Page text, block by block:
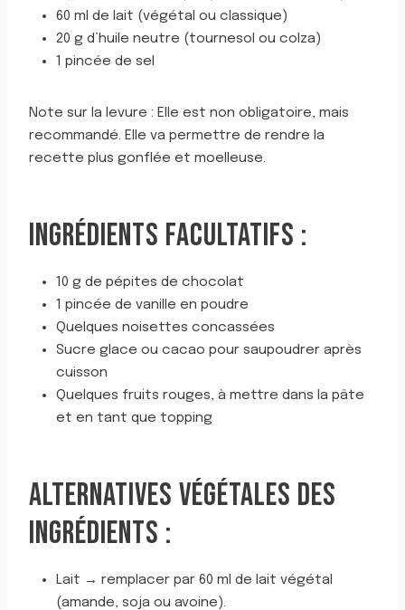
60 ml de lait (végétal ou classique)
20 g d’huile neutre (tournesol ou colza)
1 pincée de sel
Note sur la levure : Elle est non obligatoire, mais
recommandé. Elle va permettre de rendre la
recette plus gonflée et moelleuse.
INGRÉDIENTS FACULTATIFS :
10 g de pépites de chocolat
1 pincée de vanille en poudre
Quelques noisettes concassées
Sucre glace ou cacao pour saupoudrer après
cuisson
Quelques fruits rouges, à mettre dans la pâte
et en tant que topping
ALTERNATIVES VÉGÉTALES DES
INGRÉDIENTS :
Lait → remplacer par 60 ml de lait végétal
(amande, soja ou avoine).